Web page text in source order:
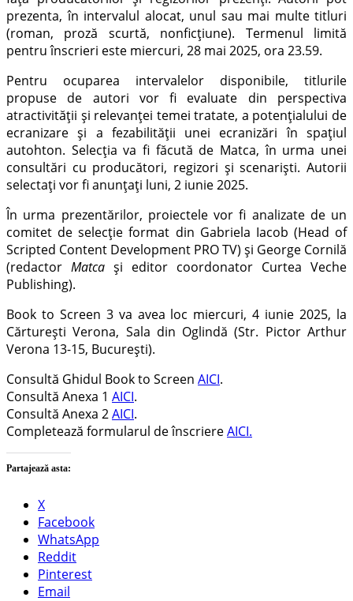
prezenta, în intervalul alocat, unul sau mai multe titluri
(roman, proză scurtă, nonficțiune). Termenul limită
pentru înscrieri este miercuri, 28 mai 2025, ora 23.59.
Pentru ocuparea intervalelor disponibile, titlurile
propuse de autori vor fi evaluate din perspectiva
atractivității și relevanței temei tratate, a potențialului de
ecranizare și a fezabilității unei ecranizări în spațiul
autohton. Selecția va fi făcută de Matca, în urma unei
consultări cu producători, regizori și scenariști. Autorii
selectați vor fi anunțați luni, 2 iunie 2025.
În urma prezentărilor, proiectele vor fi analizate de un
comitet de selecție format din Gabriela Iacob (Head of
Scripted Content Development PRO TV) și George Cornilă
(redactor Matca și editor coordonator Curtea Veche
Publishing).
Book to Screen 3 va avea loc miercuri, 4 iunie 2025, la
Cărturești Verona, Sala din Oglindă (Str. Pictor Arthur
Verona 13-15, București).
Consultă Ghidul Book to Screen AICI.
Consultă Anexa 1 AICI.
Consultă Anexa 2AICI.
Completează formularul de înscriereAICI.
Partajează asta:
X
Facebook
WhatsApp
Reddit
Pinterest
Email